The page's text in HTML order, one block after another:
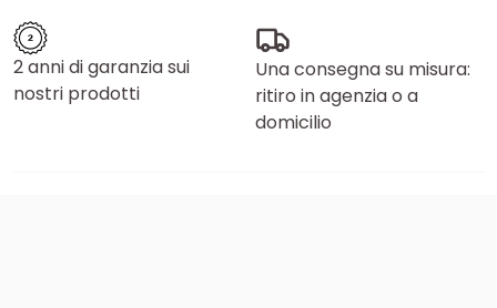
2 anni di garanzia sui
nostri prodotti
Una consegna su misura:
ritiro in agenzia o a
domicilio